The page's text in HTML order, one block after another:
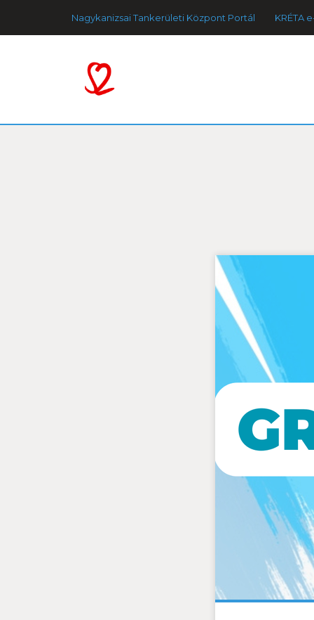
Nagykanizsai Tankerületi Központ Portál KRÉTA